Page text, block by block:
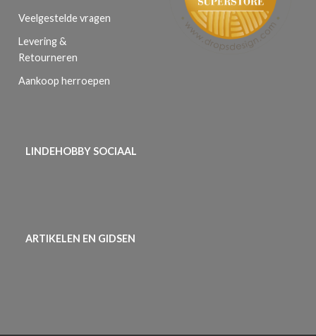
Veelgestelde vragen
Levering &
Retourneren
Aankoop herroepen
LINDEHOBBY SOCIAAL
ARTIKELEN EN GIDSEN